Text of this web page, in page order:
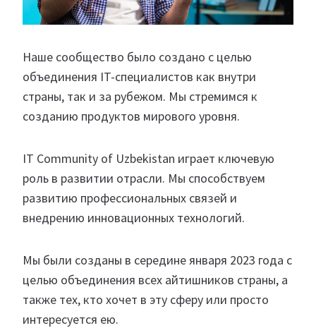
Наше сообщество было создано с целью
объединения IT-специалистов как внутри
страны, так и за рубежом. Мы стремимся к
созданию продуктов мирового уровня.
IT Community of Uzbekistan играет ключевую
роль в развитии отрасли. Мы способствуем
развитию профессиональных связей и
внедрению инновационных технологий.
Мы были созданы в середине января 2023 года с
целью объединения всех айтишников страны, а
также тех, кто хочет в эту сферу или просто
интересуется ею.